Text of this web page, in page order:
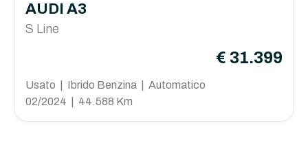
AUDI A3
S Line
€ 31.399
Usato | Ibrido Benzina | Automatico
02/2024 | 44.588 Km